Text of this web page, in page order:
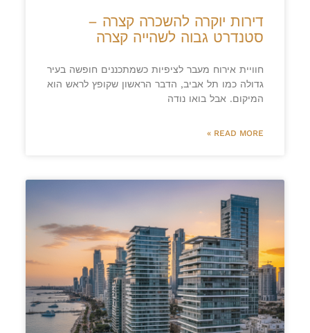
דירות יוקרה להשכרה קצרה –
סטנדרט גבוה לשהייה קצרה
חוויית אירוח מעבר לציפיות כשמתכננים חופשה בעיר
גדולה כמו תל אביב, הדבר הראשון שקופץ לראש הוא
המיקום. אבל בואו נודה
READ MORE »